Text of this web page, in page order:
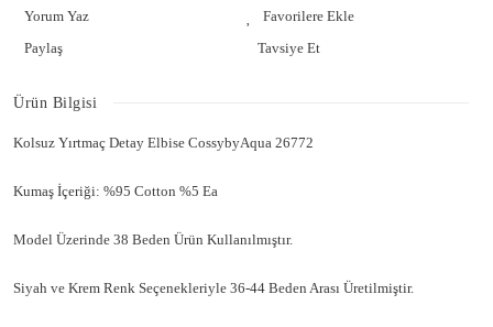
Yorum Yaz
Paylaş
Tavsiye Et
Ürün Bilgisi
Kolsuz Yırtmaç Detay Elbise CossybyAqua 26772
Kumaş İçeriği: %95 Cotton %5 Ea
Model Üzerinde 38 Beden Ürün Kullanılmıştır.
Siyah ve Krem Renk Seçenekleriyle 36-44 Beden Arası Üretilmiştir.